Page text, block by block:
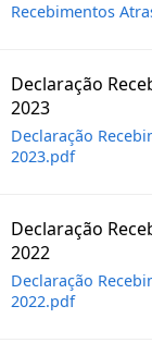
Recebimentos
Declaração
2023
Declaração
2023.pdf
Declaração
2022
Declaração
2022.pdf